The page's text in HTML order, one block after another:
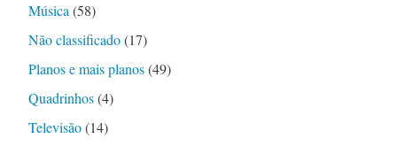
Música (58)
Não classificado(17)
Planos e mais planos(49)
Quadrinhos(4)
Televisão(14)